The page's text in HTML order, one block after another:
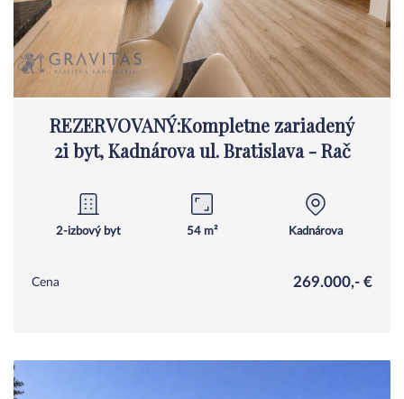
REZERVOVANÝ:Kompletne zariadený
2i byt, Kadnárova ul. Bratislava - Rač
2-izbový byt 54 m² Kadnárova
Cena 269.000,- €